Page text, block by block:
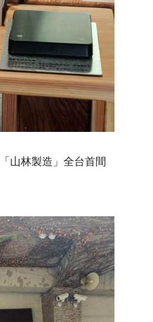
山林製造」全台首間